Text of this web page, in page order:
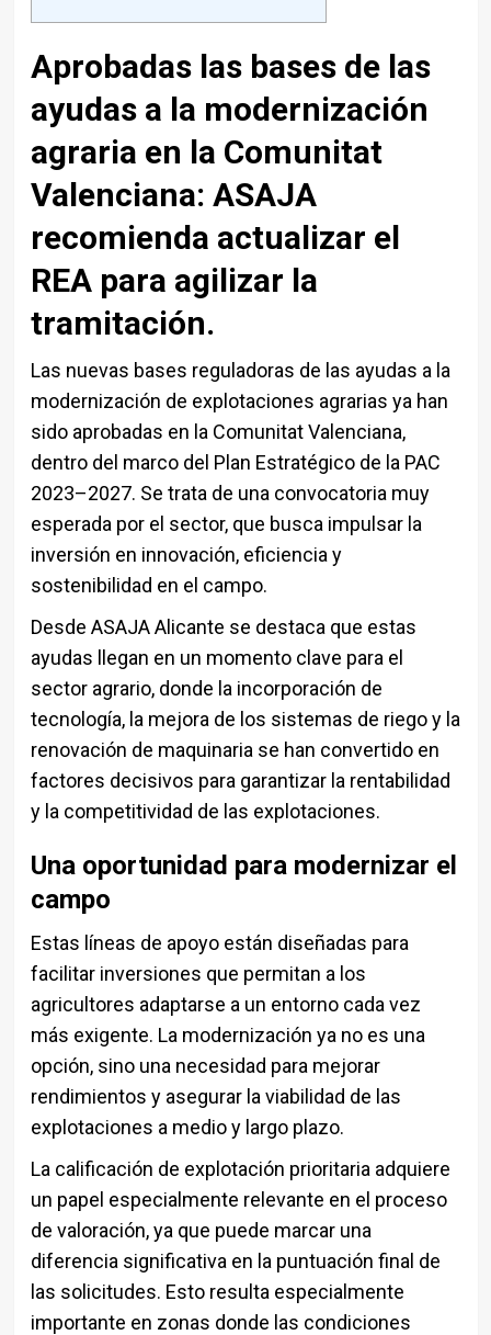
Aprobadas las bases de las
ayudas a la modernización
agraria en la Comunitat
Valenciana: ASAJA
recomienda actualizar el
REA para agilizar la
tramitación.
Las nuevas bases reguladoras de las ayudas a la
modernización de explotaciones agrarias ya han
sido aprobadas en la Comunitat Valenciana,
dentro del marco del Plan Estratégico de la PAC
2023–2027. Se trata de una convocatoria muy
esperada por el sector, que busca impulsar la
inversión en innovación, eficiencia y
sostenibilidad en el campo.
Desde ASAJA Alicante se destaca que estas
ayudas llegan en un momento clave para el
sector agrario, donde la incorporación de
tecnología, la mejora de los sistemas de riego y la
renovación de maquinaria se han convertido en
factores decisivos para garantizar la rentabilidad
y la competitividad de las explotaciones.
Una oportunidad para modernizar el
campo
Estas líneas de apoyo están diseñadas para
facilitar inversiones que permitan a los
agricultores adaptarse a un entorno cada vez
más exigente. La modernización ya no es una
opción, sino una necesidad para mejorar
rendimientos y asegurar la viabilidad de las
explotaciones a medio y largo plazo.
La calificación de explotación prioritaria adquiere
un papel especialmente relevante en el proceso
de valoración, ya que puede marcar una
diferencia significativa en la puntuación final de
las solicitudes. Esto resulta especialmente
importante en zonas donde las condiciones